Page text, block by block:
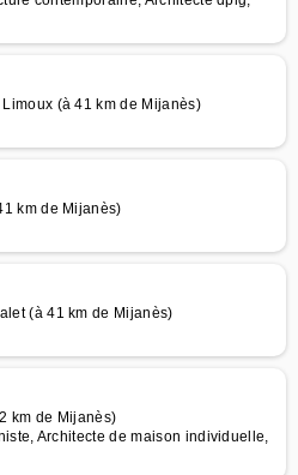
(à 41 km de Mijanès)
km de Mijanès)
(à 41 km de Mijanès)
km de Mijanès)
Architecte de maison individuelle,